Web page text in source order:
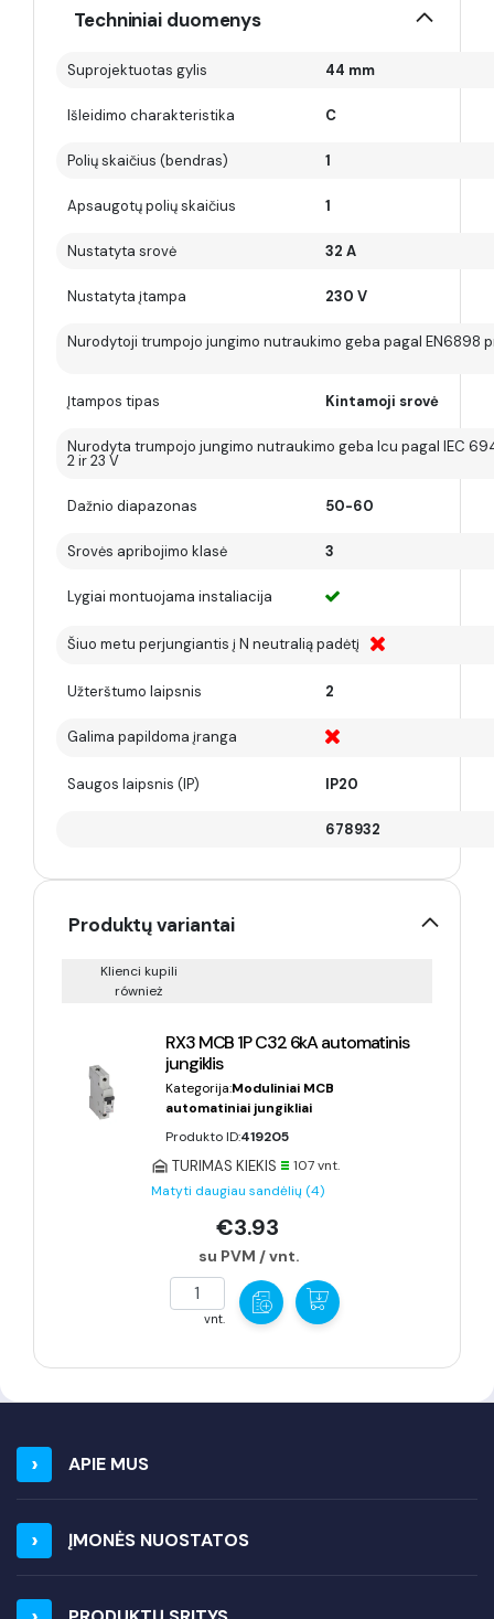
Techniniai duomenys
Suprojektuotas gylis 44 mm
Išleidimo charakteristika C
Polių skaičius (bendras) 1
Apsaugotų polių skaičius 1
Nustatyta srovė 32 A
Nustatyta įtampa 230 V
Nurodytoji trumpojo jungimo nutraukimo geba pagal EN6898
Įtampos tipas Kintamoji srovė
Nurodyta trumpojo jungimo nutraukimo geba Icu pagal IEC
2 ir 23 V
Dažnio diapazonas 50-60
Srovės apribojimo klasė 3
Lygiai montuojama instaliacija
Šiuo metu perjungiantis į N neutralią padėtį
Užterštumo laipsnis 2
Galima papildoma įranga
Saugos laipsnis (IP) IP20
678932
Produktų variantai
Klienci kupili
również
RX3 MCB 1P C32 6kA automatinis
jungiklis
Kategorija:Moduliniai MCB
automatiniai jungikliai
Produkto ID:419205
107 vnt.
TURIMAS KIEKIS
Matyti daugiau sandėlių (4)
€3.93
su PVM / vnt.
vnt.
APIE MUS
ĮMONĖS NUOSTATOS